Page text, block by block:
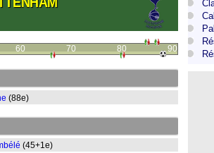
60 70 80 90
(88e)
(45+1e)